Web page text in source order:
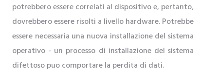
potrebbero essere correlati al dispositivo e, pertanto,
dovrebbero essere risolti a livello hardware. Potrebbe
essere necessaria una nuova installazione del sistema
operativo - un processo di installazione del sistema
difettoso puo comportare la perdita di dati.